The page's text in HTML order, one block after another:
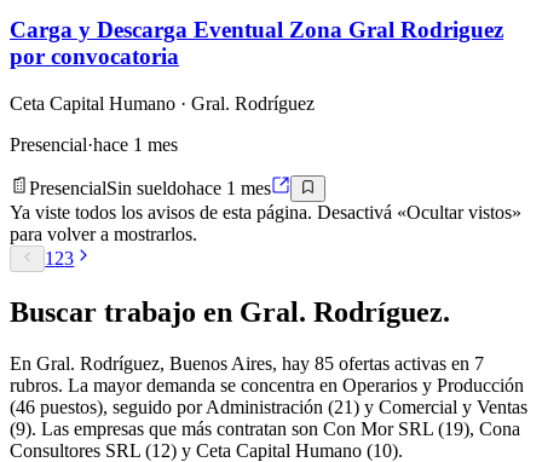
Carga y Descarga Eventual Zona Gral Rodriguez
por convocatoria
Ceta Capital Humano · Gral. Rodríguez
Presencial·hace 1 mes
PresencialSin sueldohace 1 mes
Ya viste todos los avisos de esta página. Desactivá «Ocultar vistos»
para volver a mostrarlos.
1 23
Buscar trabajo en Gral. Rodríguez.
En Gral. Rodríguez, Buenos Aires, hay 85 ofertas activas en 7
rubros. La mayor demanda se concentra en Operarios y Producción
(46 puestos), seguido por Administración (21) y Comercial y Ventas
(9). Las empresas que más contratan son Con Mor SRL (19), Cona
Consultores SRL (12) y Ceta Capital Humano (10).